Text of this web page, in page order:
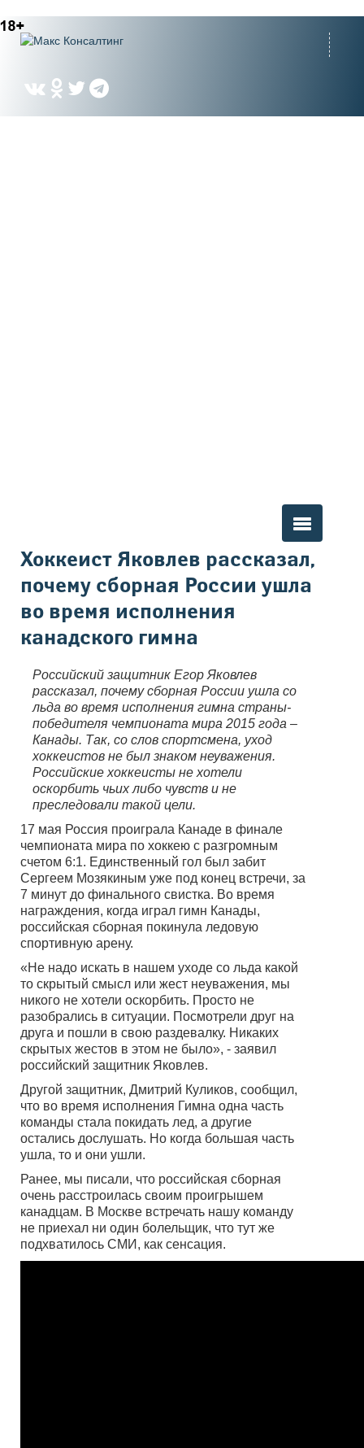
Вы здесь
Хоккеист Яковлев рассказал,
почему сборная России ушла
во время исполнения
канадского гимна
Российский защитник Егор Яковлев
рассказал, почему сборная России ушла со
льда во время исполнения гимна страны-
победителя чемпионата мира 2015 года –
Канады. Так, со слов спортсмена, уход
хоккеистов не был знаком неуважения.
Российские хоккеисты не хотели
оскорбить чьих либо чувств и не
преследовали такой цели.
17 мая Россия проиграла Канаде в финале
чемпионата мира по хоккею с разгромным
счетом 6:1. Единственный гол был забит
Сергеем Мозякиным уже под конец встречи, за
7 минут до финального свистка. Во время
награждения, когда играл гимн Канады,
российская сборная покинула ледовую
спортивную арену.
«Не надо искать в нашем уходе со льда какой
то скрытый смысл или жест неуважения, мы
никого не хотели оскорбить. Просто не
разобрались в ситуации. Посмотрели друг на
друга и пошли в свою раздевалку. Никаких
скрытых жестов в этом не было», - заявил
российский защитник Яковлев.
Другой защитник, Дмитрий Куликов, сообщил,
что во время исполнения Гимна одна часть
команды стала покидать лед, а другие
остались дослушать. Но когда большая часть
ушла, то и они ушли.
Ранее, мы писали, что российская сборная
очень расстроилась своим проигрышем
канадцам. В Москве встречать нашу команду
не приехал ни один болельщик, что тут же
подхватилось СМИ, как сенсация.